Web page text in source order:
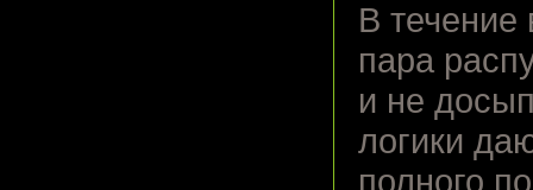
В течение
пара
и не
логики
полного